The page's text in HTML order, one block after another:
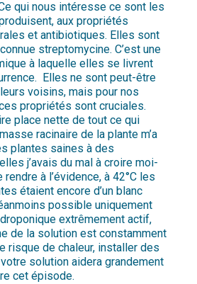
qui nous intéresse ce sont les
aux propriétés
et antibiotiques. Elles sont
streptomycine. C’est une
à laquelle elles se livrent
Elles ne sont peut-être
voisins, mais pour nos
propriétés sont cruciales.
place nette de tout ce qui
racinaire de la plante m’a
plantes saines à des
j’avais du mal à croire moi-
à l’évidence, à 42°C les
étaient encore d’un blanc
possible uniquement
extrêmement actif,
de la solution est constamment
risque de chaleur, installer des
solution aidera grandement
cet épisode.